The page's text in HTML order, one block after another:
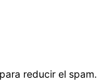
reducir el spam.